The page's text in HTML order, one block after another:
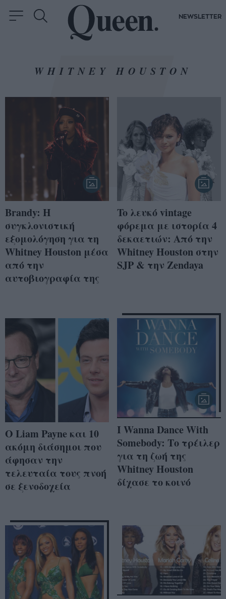
NEWSLETTER
WHITNEY HOUSTON
Brandy: Η
συγκλονιστική
εξομολόγηση για τη
Whitney Houston μέσα
από την
αυτοβιογραφία της
To λευκό vintage
φόρεμα με ιστορία 4
δεκαετιών: Από την
Whitney Houston στην
SJP & την Zendaya
Ο Liam Payne και 10
ακόμη διάσημοι που
άφησαν την
τελευταία τους πνοή
σε ξενοδοχεία
I Wanna Dance With
Somebody: Το τρέιλερ
για τη ζωή της
Whitney Houston
δίχασε το κοινό